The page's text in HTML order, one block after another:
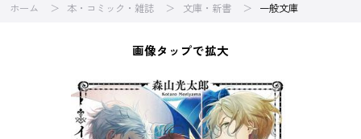
ホーム 本・コミック・雑誌 文庫・新書 一般文庫
画像タップで拡大